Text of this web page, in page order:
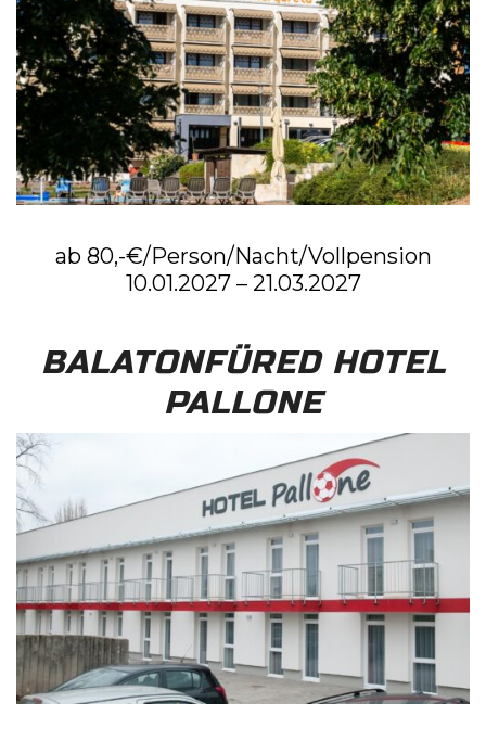
ab 80,-€/Person/Nacht/Vollpension
10.01.2027 – 21.03.2027
BALATONFÜRED HOTEL
PALLONE